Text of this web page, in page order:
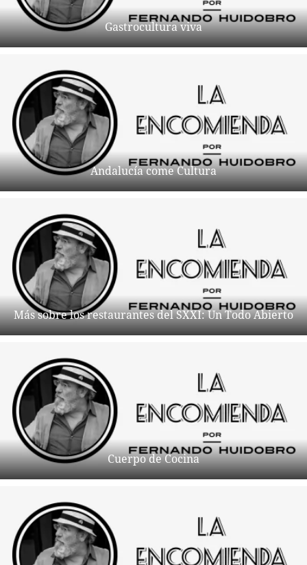
Gastrocultura viva
Andalucía come Cultura
Más sobre los restaurantes del SXXI: Un Todo Abierto
Cuerpo de Cocina